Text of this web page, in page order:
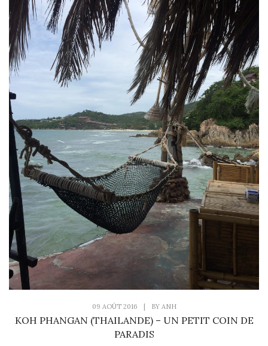
09 AOÛT 2016 | BY ANH
KOH PHANGAN (THAILANDE) – UN PETIT COIN DE
PARADIS